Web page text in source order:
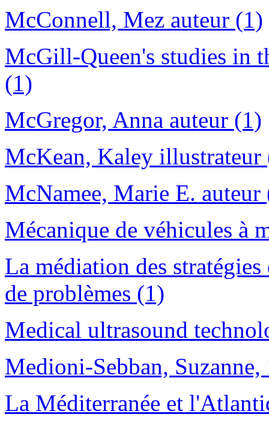
McConnell, Mez auteur (1)
McGill-Queen's studies in
(1)
McGregor, Anna auteur (1)
McKean, Kaley illustrateur
McNamee, Marie E. auteur
Mécanique de véhicules à
La médiation des
de problèmes (1)
Medical ultrasound
Medioni-Sebban,
La Méditerranée et